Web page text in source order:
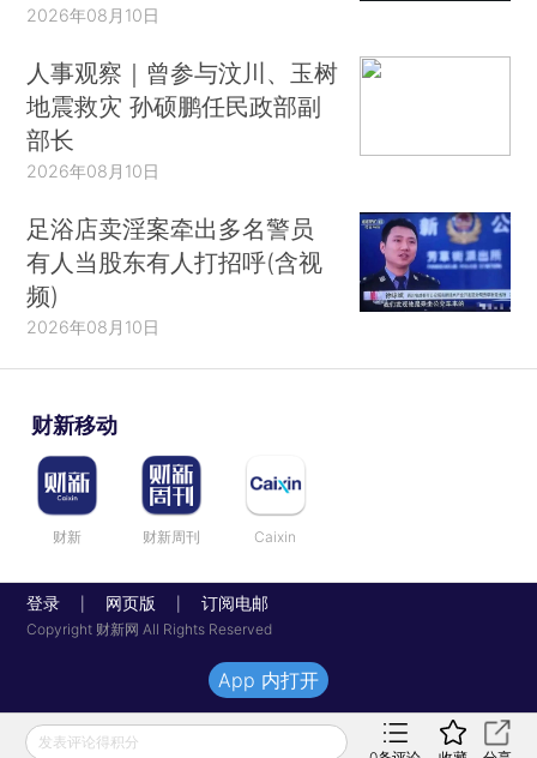
2026年08月10日
人事观察｜曾参与汶川、玉树
地震救灾 孙硕鹏任民政部副
部长
2026年08月10日
足浴店卖淫案牵出多名警员
有人当股东有人打招呼(含视
频)
2026年08月10日
财新移动
财新 财新周刊 Caixin
登录 网页版 订阅电邮
Copyright 财新网 All Rights Reserved
发表评论得积分
App 内打开